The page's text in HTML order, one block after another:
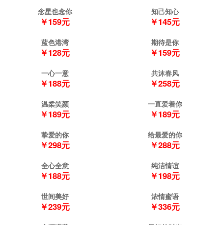
念星也念你
￥159元
知己知心
￥145元
蓝色港湾
￥128元
期待是你
￥159元
一心一意
￥188元
共沐春风
￥258元
温柔笑颜
￥189元
一直爱着你
￥189元
挚爱的你
￥298元
给最爱的你
￥288元
全心全意
￥188元
纯洁情谊
￥198元
世间美好
￥239元
浓情蜜语
￥336元